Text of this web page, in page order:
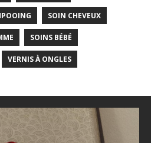
SOIN CHEVEUX
SOINS BÉBÉ
VERNIS À ONGLES